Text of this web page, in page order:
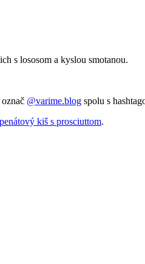
s lososom a kyslou smotanou.
@varime.blog spolu s
kiš s prosciuttom.